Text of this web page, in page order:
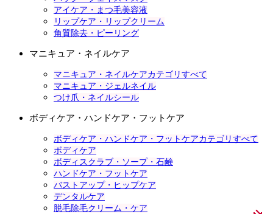
アイケア・まつ毛美容液
リップケア・リップクリーム
角質除去・ピーリング
マニキュア・ネイルケア
マニキュア・ネイルケアカテゴリすべて
マニキュア・ジェルネイル
つけ爪・ネイルシール
ボディケア・ハンドケア・フットケア
ボディケア・ハンドケア・フットケアカテゴリすべて
ボディケア
ボディスクラブ・ソープ・石鹸
ハンドケア・フットケア
バストアップ・ヒップケア
デンタルケア
脱毛除毛クリーム・ケア